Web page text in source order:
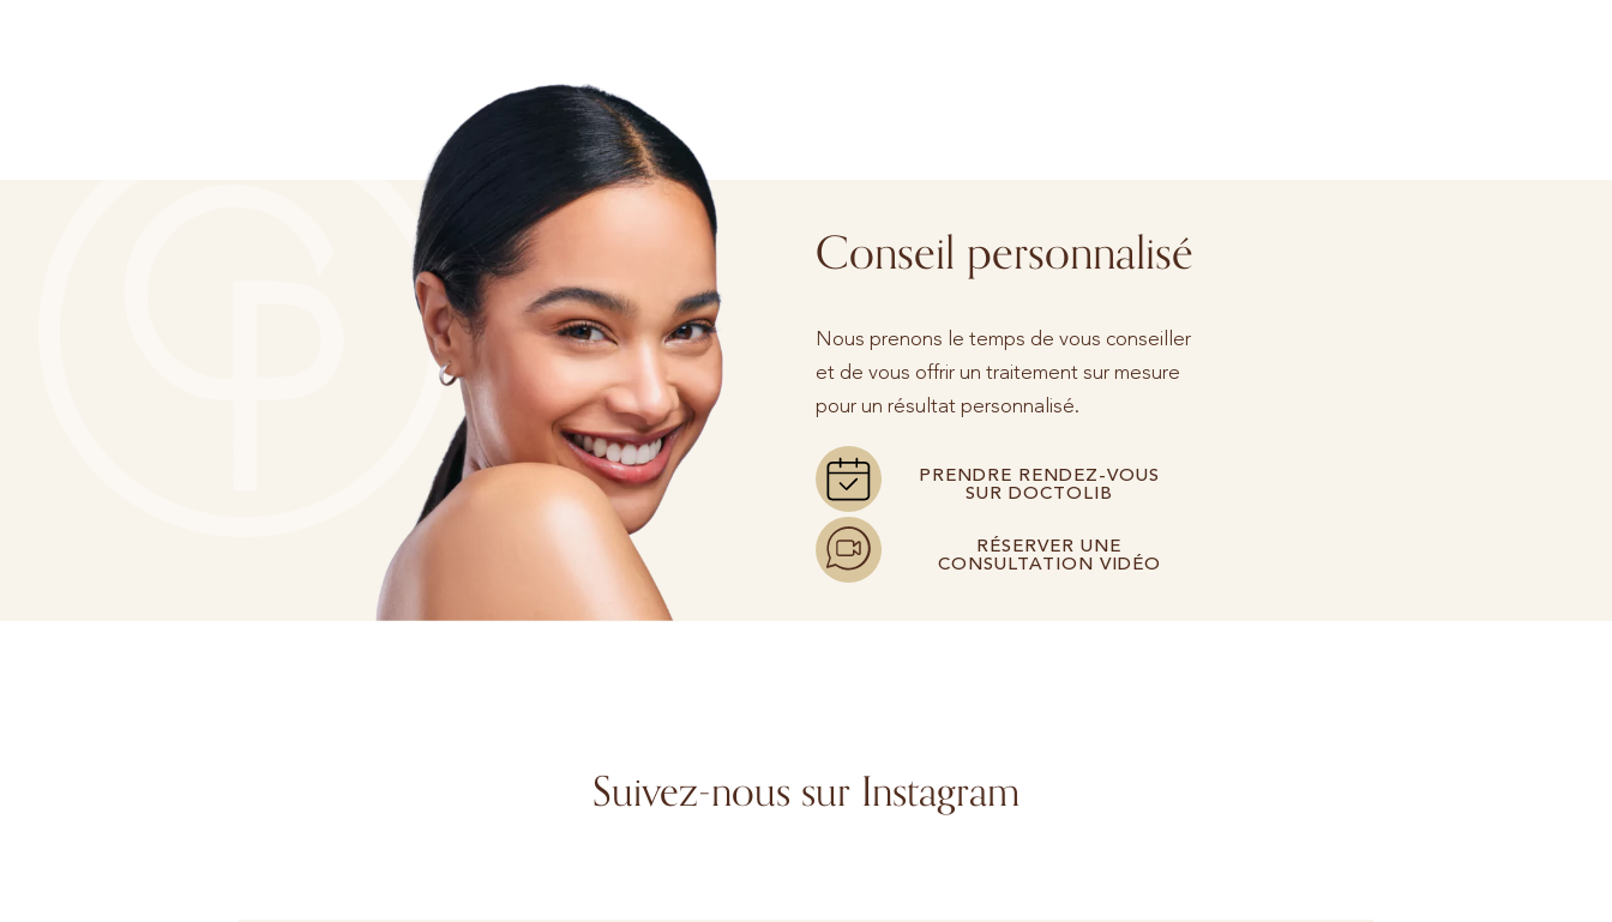
Conseil personnalisé
Nous prenons le temps de vous conseiller
et de vous offrir un traitement sur mesure
pour un résultat personnalisé.
PRENDRE RENDEZ-VOUS
SUR DOCTOLIB
RÉSERVER UNE
CONSULTATION VIDÉO
Suivez-nous sur Instagram